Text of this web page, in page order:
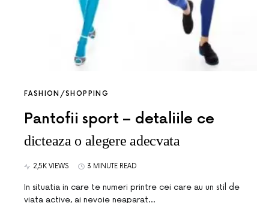
FASHION/SHOPPING
Pantofii sport – detaliile ce
dicteaza o alegere adecvata
2,5K VIEWS 3 MINUTE READ
In situatia in care te numeri printre cei care au un stil de
viata active, ai nevoie neaparat…